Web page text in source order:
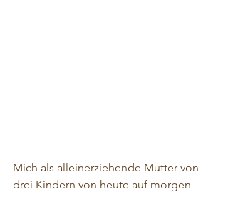
Mich als alleinerziehende Mutter von
drei Kindern von heute auf morgen